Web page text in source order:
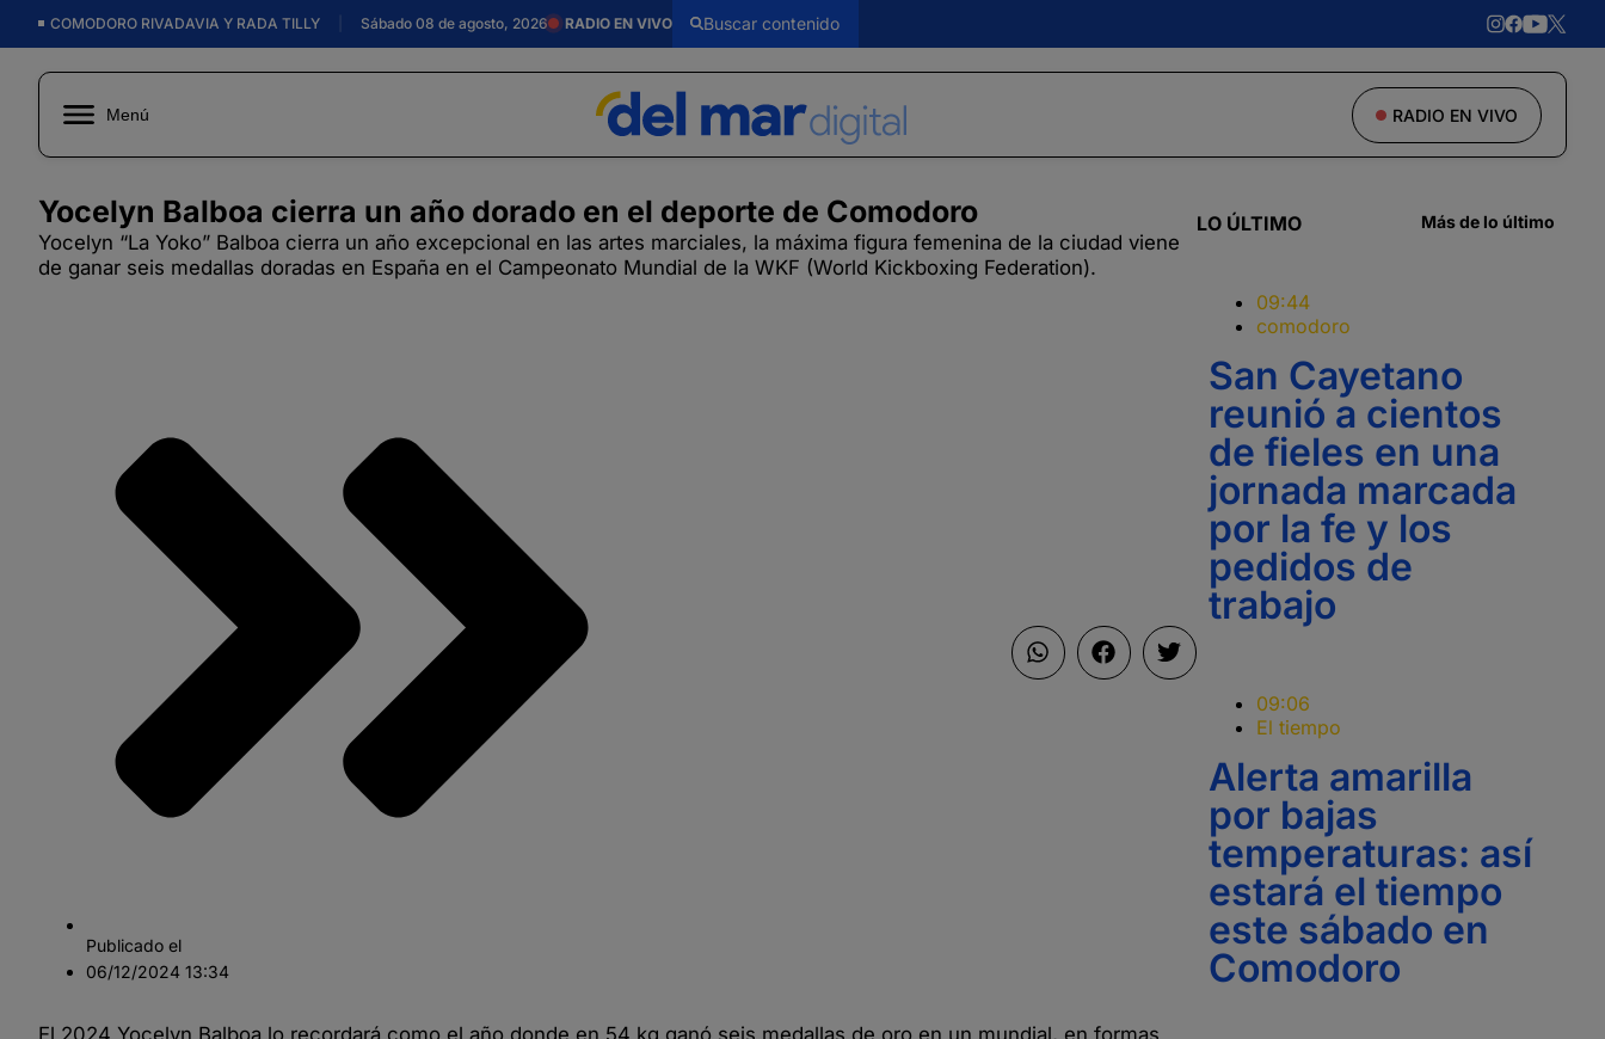
COMODORO RIVADAVIA Y RADA TILLY Sábado 08 de agosto, 2026 RADIO EN VIVO
Menú RADIO EN VIVO
Yocelyn Balboa cierra un año dorado en el deporte de Comodoro
Yocelyn “La Yoko” Balboa cierra un año excepcional en las artes marciales, la máxima figura femenina de la ciudad viene
de ganar seis medallas doradas en España en el Campeonato Mundial de la WKF (World Kickboxing Federation).
Publicado el
06/12/2024 13:34
LO ÚLTIMO Más de lo último
09:44
comodoro
San Cayetano
reunió a cientos
de fieles en una
jornada marcada
por la fe y los
pedidos de
trabajo
09:06
El tiempo
Alerta amarilla
por bajas
temperaturas: así
estará el tiempo
este sábado en
Comodoro